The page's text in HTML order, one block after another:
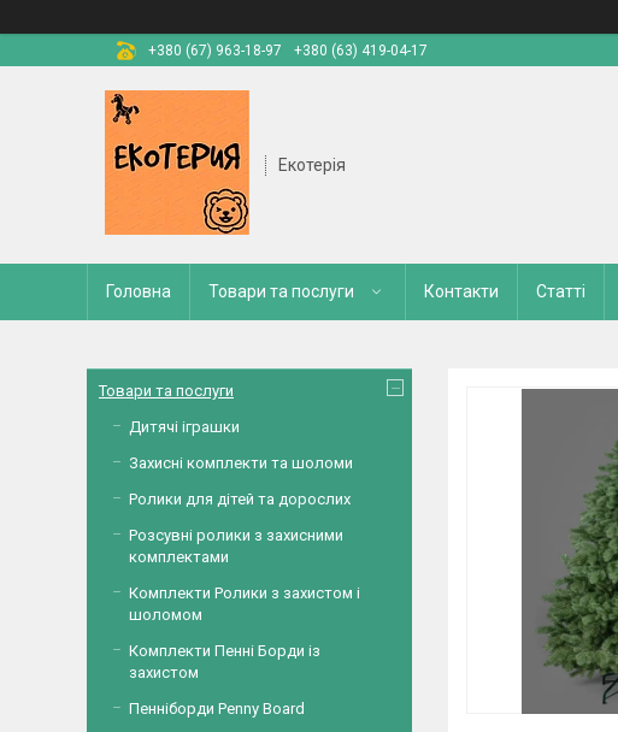
+380 (67) 963-18-97
+380 (63) 419-04-17
Екотерія
Головна Товари та послуги Контакти Статті
Товари та послуги
Дитячі іграшки
Захисні комплекти та шоломи
Ролики для дітей та дорослих
Розсувні ролики з захисними
комплектами
Комплекти Ролики з захистом і
шоломом
Комплекти Пенні Борди із
захистом
Пенніборди Penny Board